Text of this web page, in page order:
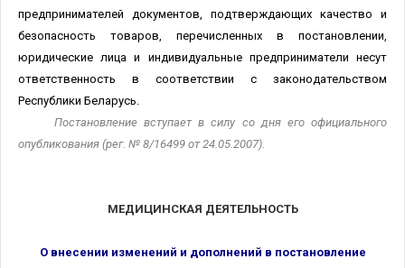
предпринимателей документов, подтверждающих качество и
безопасность товаров, перечисленных в постановлении,
юридические лица и индивидуальные предприниматели несут
ответственность в соответствии с законодательством
Республики Беларусь.
Постановление вступает в силу со дня его официального
опубликования (рег. № 8/16499 от24.05.2007).
МЕДИЦИНСКАЯ ДЕЯТЕЛЬНОСТЬ
О внесении изменений и дополнений в постановление